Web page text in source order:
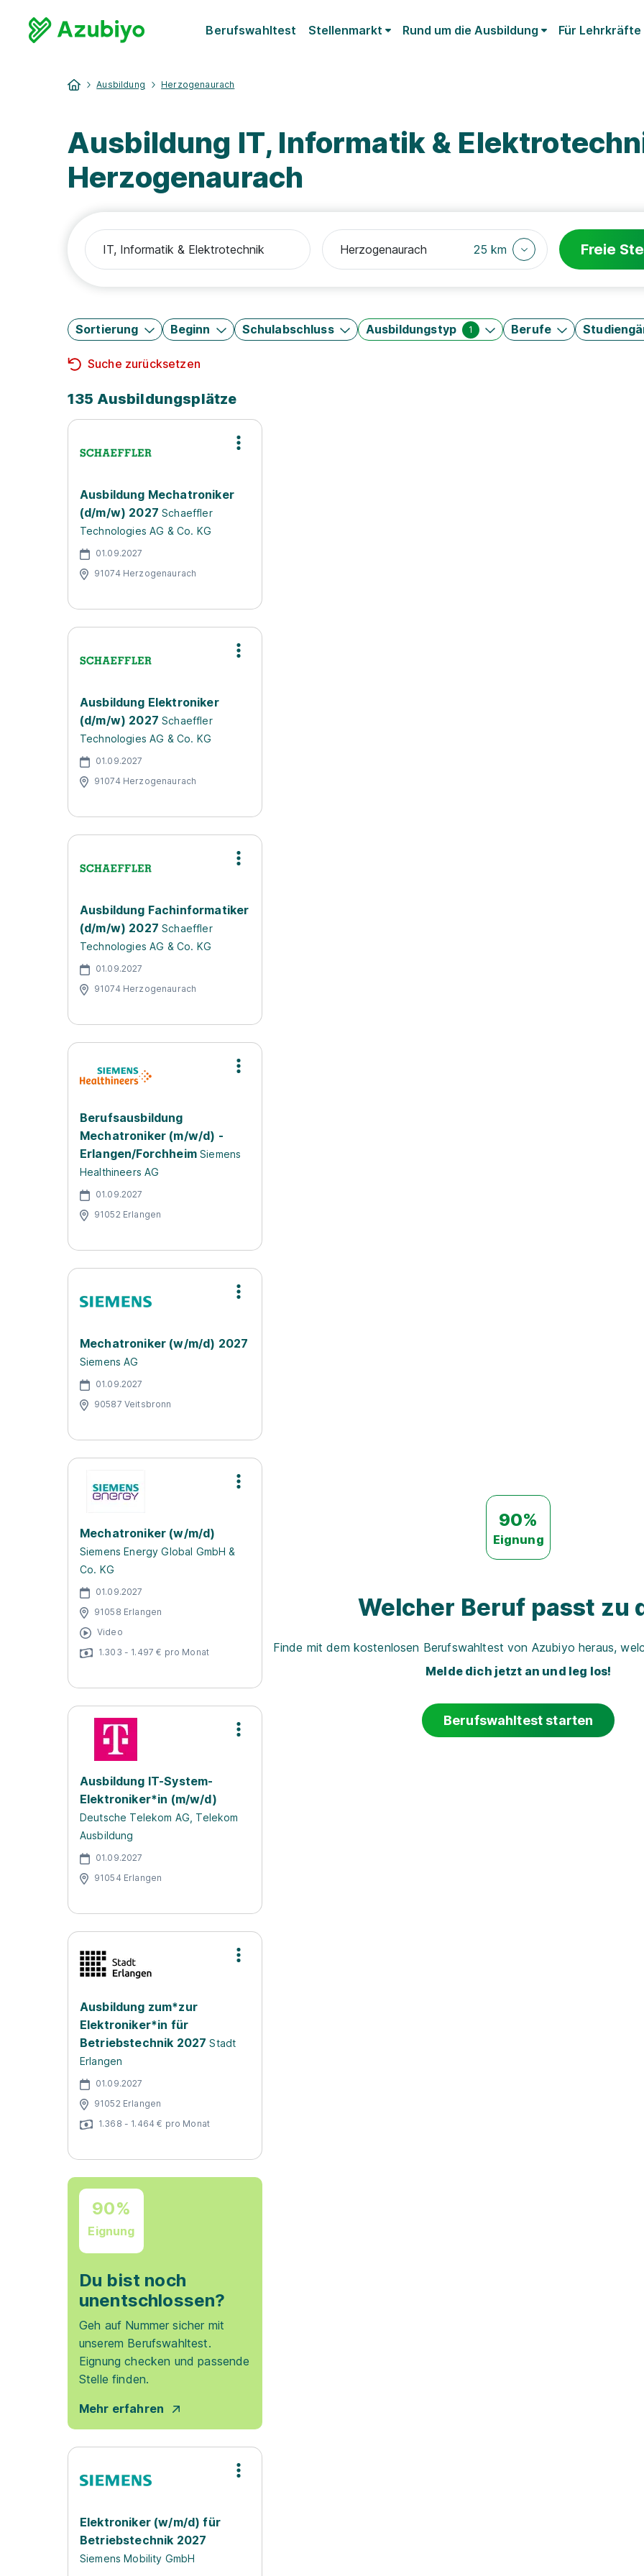
Berufswahltest Stellenmarkt Rund um die Ausbildung Für Lehrkräfte
Ausbildung Herzogenaurach
Ausbildung IT, Informatik &
Herzogenaurach
25 km Freie
Sortierung Beginn Schulabschluss Ausbildungstyp 1 Berufe
Suche zurücksetzen
135 Ausbildungsplätze
Ausbildung Mechatroniker
(d/m/w) 2027 Schaeffler
Technologies AG & Co. KG
01.09.2027
91074 Herzogenaurach
Ausbildung Elektroniker
(d/m/w) 2027 Schaeffler
Technologies AG & Co. KG
01.09.2027
91074 Herzogenaurach
Ausbildung Fachinformatiker
(d/m/w) 2027 Schaeffler
Technologies AG & Co. KG
01.09.2027
91074 Herzogenaurach
Berufsausbildung
Mechatroniker (m/w/d) -
Erlangen/Forchheim Siemens
Healthineers AG
01.09.2027
91052 Erlangen
Mechatroniker (w/m/d) 2027
Siemens AG
01.09.2027
90587 Veitsbronn
Mechatroniker (w/m/d)
Siemens Energy Global GmbH &
Co. KG
01.09.2027
91058 Erlangen
Video
1.303 - 1.497 € pro Monat
Ausbildung IT-System-
Elektroniker*in (m/w/d)
Deutsche Telekom AG, Telekom
Ausbildung
01.09.2027
91054 Erlangen
Ausbildung zum*zur
Elektroniker*in für
Betriebstechnik 2027 Stadt
Erlangen
01.09.2027
91052 Erlangen
1.368 - 1.464 € pro Monat
90%
Eignung
Du bist noch
unentschlossen?
Geh auf Nummer sicher mit
unserem Berufswahltest.
Eignung checken und passende
Stelle finden.
Mehr erfahren
Elektroniker (w/m/d) für
Betriebstechnik 2027
Siemens Mobility GmbH
90%
Eignung
Welcher Beruf passt zu
Finde mit dem kostenlosen Berufswahltest von Azubiyo heraus,
Melde dich jetzt an und leg los!
Berufswahltest starten